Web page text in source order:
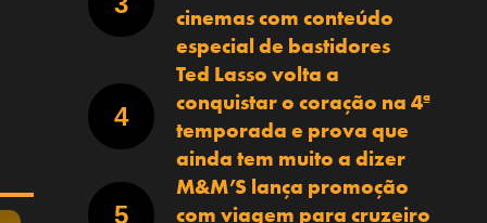
cinemas com conteúdo
especial de bastidores
Ted Lasso volta a
conquistar o coração na 4ª
temporada e prova que
ainda tem muito a dizer
M&M’S lança promoção
com viagem para cruzeiro